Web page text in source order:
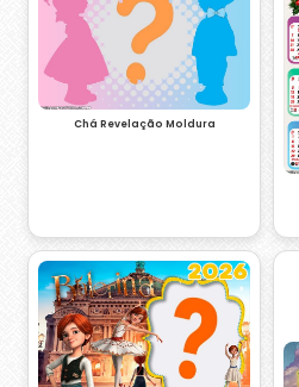
Chá Revelação Moldura